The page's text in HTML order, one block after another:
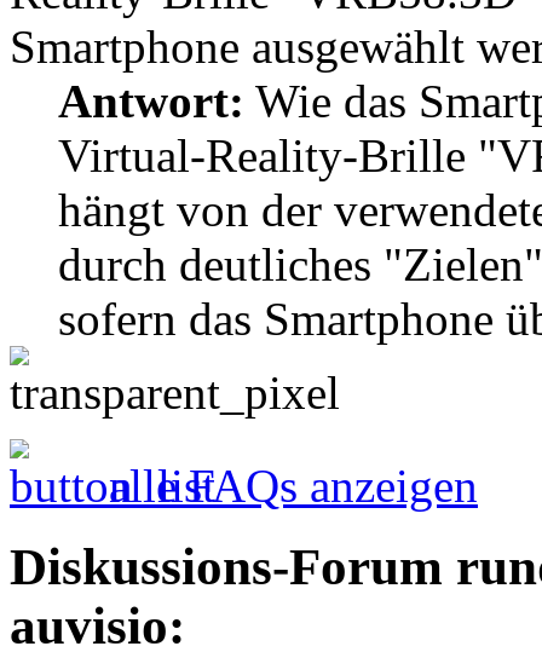
Smartphone ausgewählt
Antwort: Wie das
Virtual-Reality-Brille
hängt von der
durch deutliches
sofern das Smartphone
alle FAQs anzeigen
Diskussions-Forum
auvisio: